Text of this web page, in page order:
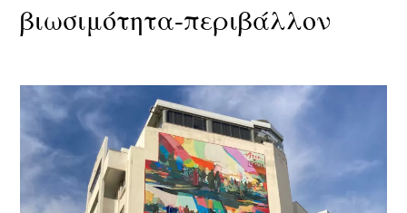
βιωσιμότητα-περιβάλλον